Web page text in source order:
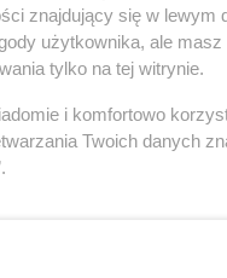
ingerować w
własność
się
znajdujący się w lewym
użytkownika, ale
tylko na tej witrynie.
i komfortowo
Twoich danych